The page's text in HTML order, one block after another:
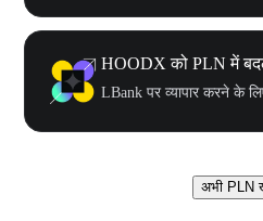
HOODX को PLN में
LBank पर व्यापार करने के
अभी PLN